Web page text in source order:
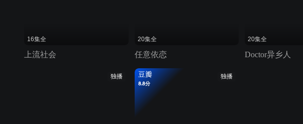
16集全
上流社会
20集全
任意依恋
20集全
Doctor异乡人
独播 独播
豆瓣
8.8分